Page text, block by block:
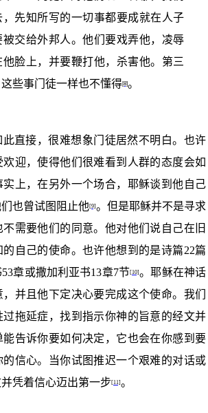
，先知所写的一切事都要成就在人子
被交给外邦人。他们要戏弄他，凌辱
脸上，并要鞭打他，杀害他。第三
些事门徒一样也不懂得[8]。
直接，很难想象门徒居然不明白。也许
迎，使得他们很难看到人群的态度会如
实上，在另外一个场合，耶稣谈到他自己
也曾试图阻止他[9]。但是耶稣并不是寻求
需要他们的同意。他对他们说自己在旧
自己的使命。也许他想到的是诗篇22篇
53章或撒加利亚书13章7节[10]。耶稣在神话
并且他下定决心要完成这个使命。我们
拖延症，找到指示你神的旨意的经文并
告诉你要如何决定，它也会在你感到要
信心。当你试图推迟一个艰难的对话或
凭着信心迈出第一步 [11]。